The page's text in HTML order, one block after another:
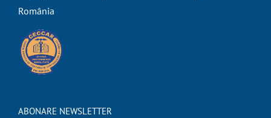
România
ABONARE NEWSLETTER